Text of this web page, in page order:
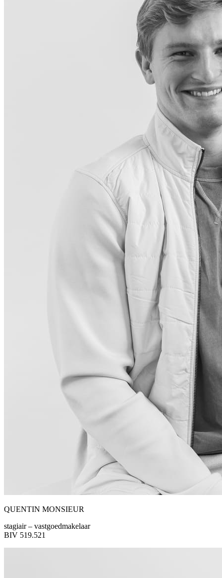
QUENTIN MONSIEUR
stagiair – vastgoedmakelaar
BIV 519.521